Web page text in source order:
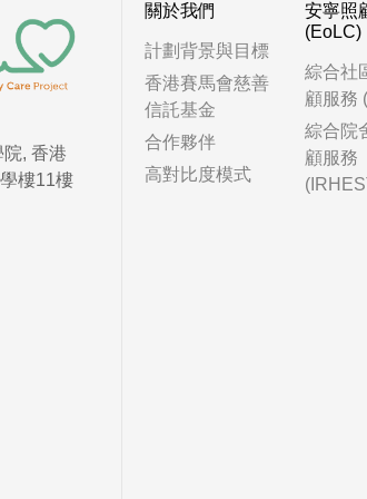
, 香港
樓11樓
關於我們
計劃背景與目標
香港賽馬會慈善
信託基金
合作夥伴
高對比度模式
安寧照
(EoLC)
綜合社
顧服務
綜合院
顧服務